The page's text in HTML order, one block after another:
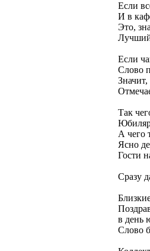
Если
И в
Это,
Если
Слово
Значит,
Так
А чего
Ясно
Гости
Сразу
в день
Слово